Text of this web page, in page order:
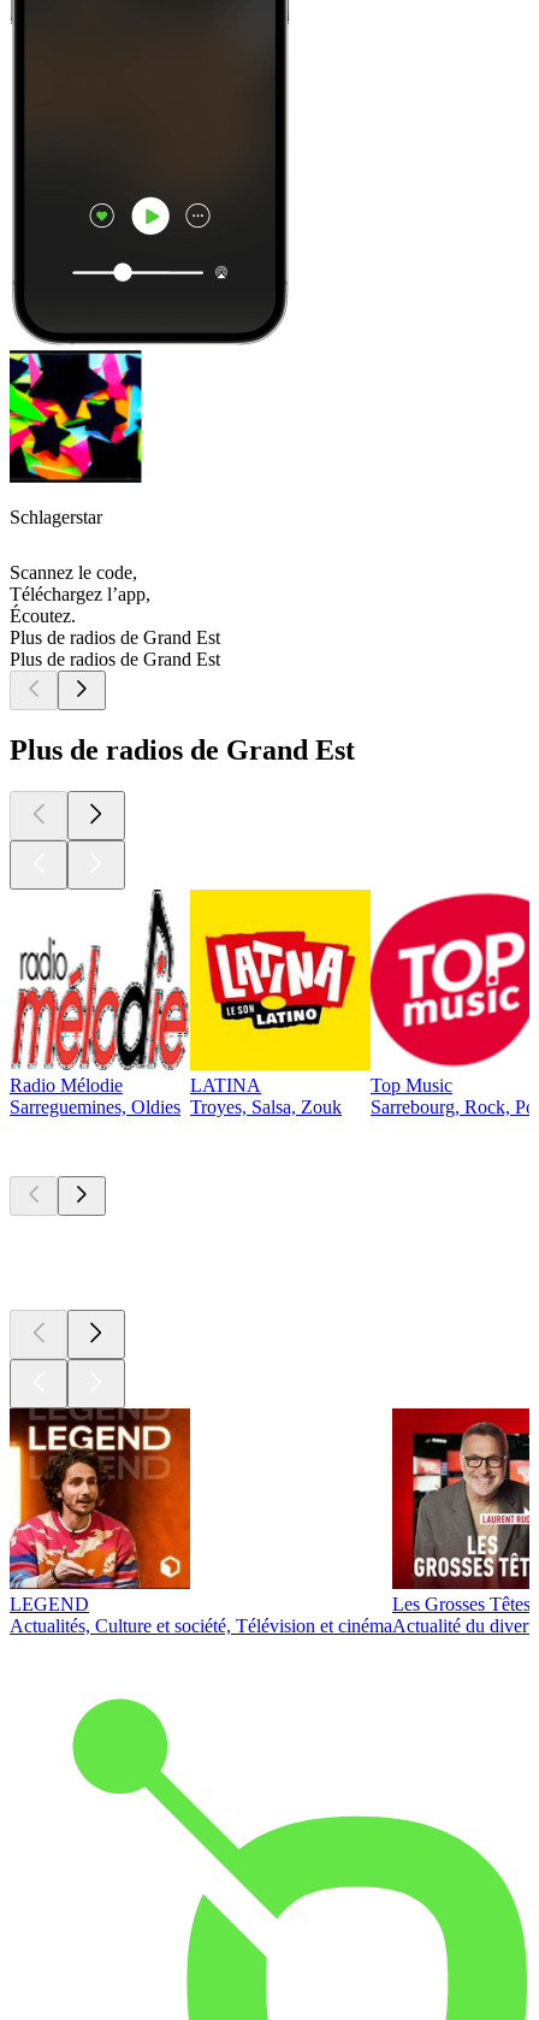
Schlagerstar
Scannez le code,
Téléchargez l’app,
Écoutez.
Plus de radios de Grand Est
Plus de radios de Grand Est
Plus de radios de Grand Est
Radio Mélodie
Sarreguemines, Oldies
LATINA
Troyes, Salsa, Zouk
Top Music
Sarrebourg, Rock,
LEGEND
Actualités, Culture et société, Télévision et cinéma
Les Grosses Têtes
Actualité du